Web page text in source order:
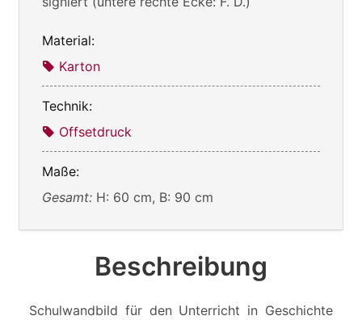
Material:
Karton
Technik:
Offsetdruck
Maße:
Gesamt: H: 60 cm, B: 90 cm
Beschreibung
Schulwandbild für den Unterricht in Geschichte